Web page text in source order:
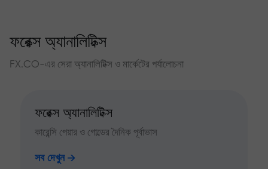
ফরেক্স অ্যানালিটিক্স
FX.CO-এর সেরা অ্যানালিটিক্স ও মার্কেটের পর্যালোচনা
ফরেক্স অ্যানালিটিক্স
কারেন্সি পেয়ার ও গোল্ডের দৈনিক পূর্বাভাস
সব দেখুন